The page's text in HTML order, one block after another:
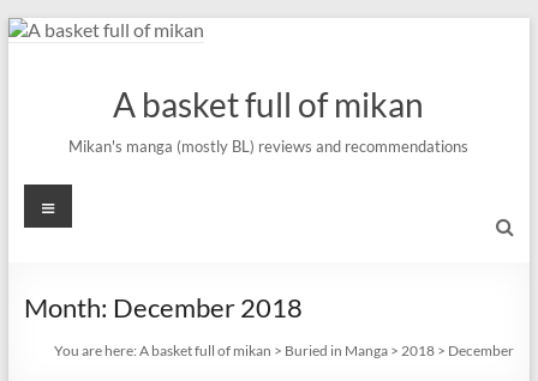
Skip
A basket full of mikan
Mikan's manga (mostly BL) reviews and recommendations
Menu
Month: December 2018
You are here:A basket full of mikan > Buried in Manga >2018 > December